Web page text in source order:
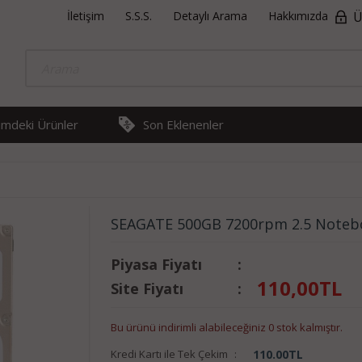
İletişim S.S.S. Detaylı Arama Hakkımızda
Ürünler Son Eklenenler
SEAGATE 500GB 7200rpm 2.5
Piyasa Fiyatı
:
Site Fiyatı
: 110,00TL
Bu ürünü indirimli alabileceğiniz 0 stok kalmıştır.
Kredi Kartı ile Tek Çekim : 110.00TL